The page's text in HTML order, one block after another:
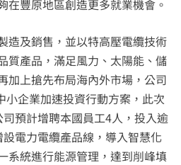
在豐原地區創造更多就業機會。
造及銷售，並以特高壓電纜技術
質產品，滿足風力、太陽能、儲
加上搶先布局海內外市場，公司
小企業加速投資行動方案，此次
預計增聘本國員工4人，投入逾
電力電纜產品線，導入智慧化
系統進行能源管理，達到削峰填